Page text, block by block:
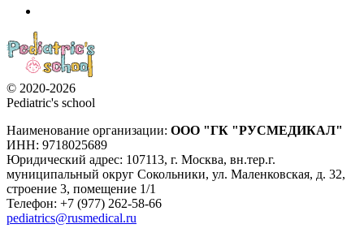
© 2020-2026
Pediatric's school
Наименование организации: ООО "ГК "РУСМЕДИКАЛ"
ИНН: 9718025689
Юридический адрес: 107113, г. Москва, вн.тер.г.
муниципальный округ Сокольники, ул. Маленковская, д. 32,
строение 3, помещение 1/1
Телефон: +7 (977) 262-58-66
pediatrics@rusmedical.ru